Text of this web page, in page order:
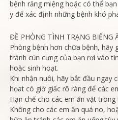
bệnh răng miệng hoặc có thể
y để xác định những bệnh khó
ĐỀ PHÒNG TÌNH TRẠNG BIẾNG
Phòng bệnh hơn chữa bệnh, hãy
tránh cún cưng của bạn rơi vào
hoặc sinh hoạt.
Khi nhận nuôi, hãy bắt đầu ngay
họat có giờ giấc rõ ràng để các
Hạn chế cho các em ăn vặt trong
Không cho các em ăn quá no,